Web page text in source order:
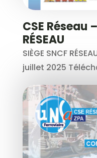
CSE Réseau
RÉSEAU
SIÈGE SNCF
juillet 2025